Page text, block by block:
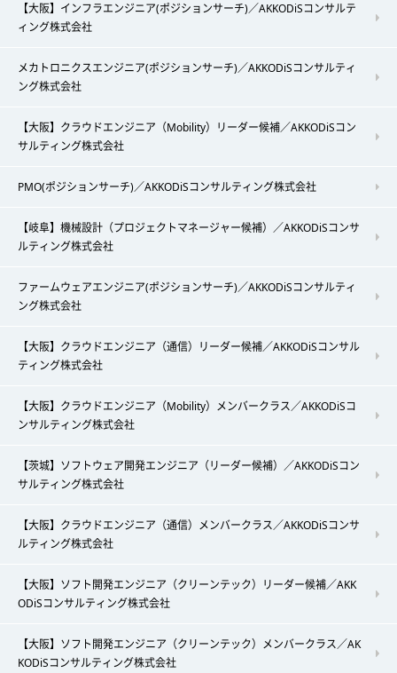
【大阪】インフラエンジニア(ポジションサーチ)／AKKODiSコンサルテ
ィング株式会社
メカトロニクスエンジニア(ポジションサーチ)／AKKODiSコンサルティ
ング株式会社
【大阪】クラウドエンジニア（Mobility）リーダー候補／AKKODiSコン
サルティング株式会社
PMO(ポジションサーチ)／AKKODiSコンサルティング株式会社
【岐阜】機械設計（プロジェクトマネージャー候補）／AKKODiSコンサ
ルティング株式会社
ファームウェアエンジニア(ポジションサーチ)／AKKODiSコンサルティ
ング株式会社
【大阪】クラウドエンジニア（通信）リーダー候補／AKKODiSコンサル
ティング株式会社
【大阪】クラウドエンジニア（Mobility）メンバークラス／AKKODiSコ
ンサルティング株式会社
【茨城】ソフトウェア開発エンジニア（リーダー候補）／AKKODiSコン
サルティング株式会社
【大阪】クラウドエンジニア（通信）メンバークラス／AKKODiSコンサ
ルティング株式会社
【大阪】ソフト開発エンジニア（クリーンテック）リーダー候補／AKK
ODiSコンサルティング株式会社
【大阪】ソフト開発エンジニア（クリーンテック）メンバークラス／AK
KODiSコンサルティング株式会社